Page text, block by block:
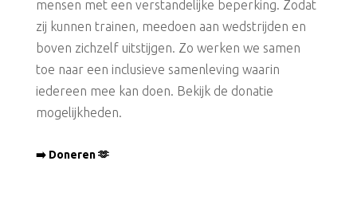
mensen met een verstandelijke beperking. Zodat
zij kunnen trainen, meedoen aan wedstrijden en
boven zichzelf uitstijgen. Zo werken we samen
toe naar een inclusieve samenleving waarin
iedereen mee kan doen. Bekijk de donatie
mogelijkheden.
➡️ Doneren 🫶